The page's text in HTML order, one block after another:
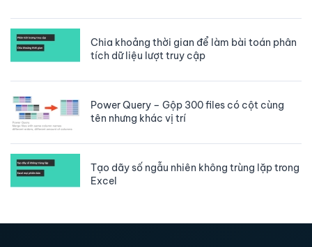
Chia khoảng thời gian để làm bài toán phân
tích dữ liệu lượt truy cập
Power Query – Gộp 300 files có cột cùng
tên nhưng khác vị trí
Tạo dãy số ngẫu nhiên không trùng lặp trong
Excel